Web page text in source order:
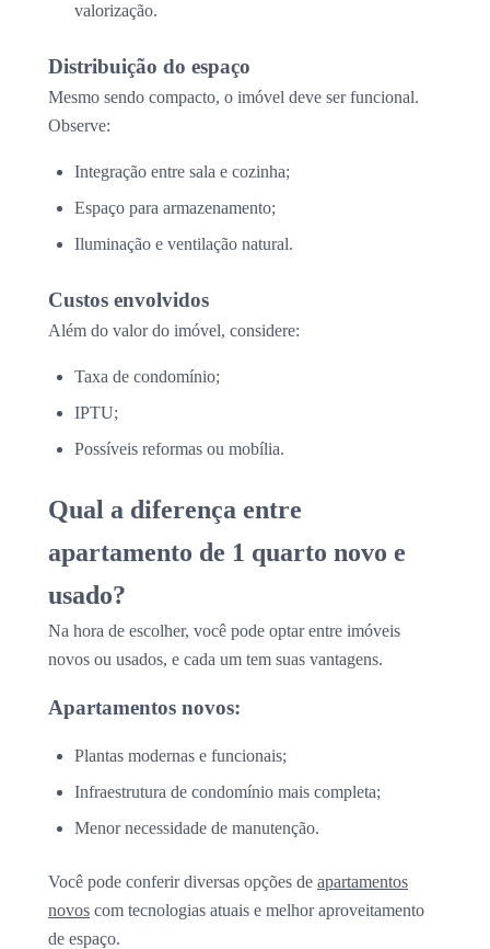
valorização.
Distribuição do espaço
Mesmo sendo compacto, o imóvel deve ser funcional.
Observe:
Integração entre sala e cozinha;
Espaço para armazenamento;
Iluminação e ventilação natural.
Custos envolvidos
Além do valor do imóvel, considere:
Taxa de condomínio;
IPTU;
Possíveis reformas ou mobília.
Qual a diferença entre
apartamento de 1 quarto novo e
usado?
Na hora de escolher, você pode optar entre imóveis
novos ou usados, e cada um tem suas vantagens.
Apartamentos novos:
Plantas modernas e funcionais;
Infraestrutura de condomínio mais completa;
Menor necessidade de manutenção.
Você pode conferir diversas opções de apartamentos
novos com tecnologias atuais e melhor aproveitamento
de espaço.